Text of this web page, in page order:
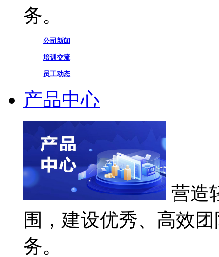
务。
公司新闻
培训交流
员工动态
产品中心
营造
围，建设优秀、高效
务。